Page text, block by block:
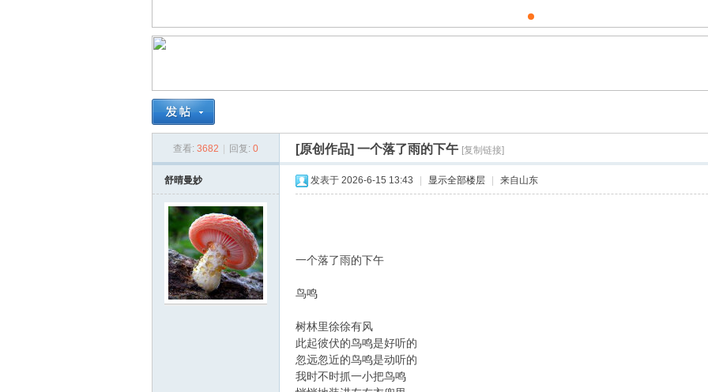
查看: 3682 回复: 0 [原创作品] 一个落了雨的下午 [复制链接]
舒晴曼妙 发表于 2026-6-15 13:43 显示全部楼层 来自山东
一个落了雨的下午
鸟鸣
树林里徐徐有风
此起彼伏的鸟鸣是好听的
忽远忽近的鸟鸣是动听的
我时不时抓一小把鸟鸣